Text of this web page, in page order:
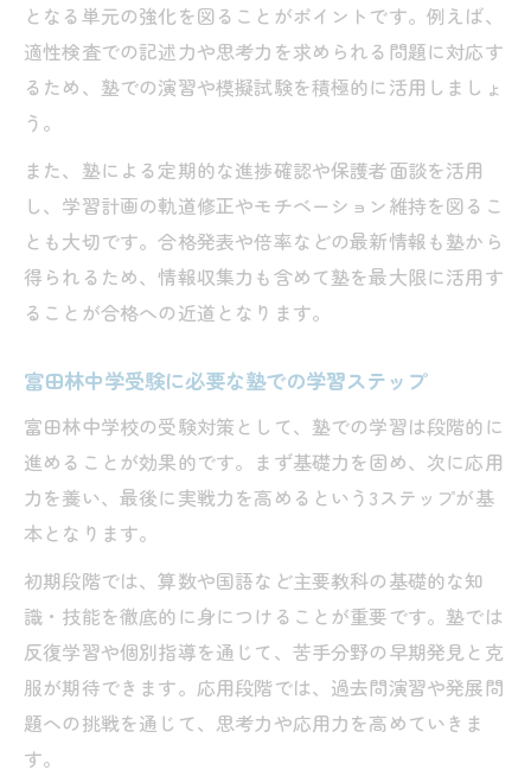
となる単元の強化を図ることがポイントです。例えば、
適性検査での記述力や思考力を求められる問題に対応す
るため、塾での演習や模擬試験を積極的に活用しましょ
う。
また、塾による定期的な進捗確認や保護者面談を活用
し、学習計画の軌道修正やモチベーション維持を図るこ
とも大切です。合格発表や倍率などの最新情報も塾から
得られるため、情報収集力も含めて塾を最大限に活用す
ることが合格への近道となります。
富田林中学受験に必要な塾での学習ステップ
富田林中学校の受験対策として、塾での学習は段階的に
進めることが効果的です。まず基礎力を固め、次に応用
力を養い、最後に実戦力を高めるという3ステップが基
本となります。
初期段階では、算数や国語など主要教科の基礎的な知
識・技能を徹底的に身につけることが重要です。塾では
反復学習や個別指導を通じて、苦手分野の早期発見と克
服が期待できます。応用段階では、過去問演習や発展問
題への挑戦を通じて、思考力や応用力を高めていきま
す。